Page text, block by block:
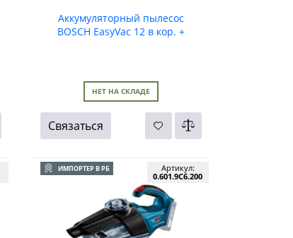
Аккумуляторный пылесос
BOSCH EasyVac 12 в кор. +
НЕТ НА СКЛАДЕ
Связаться
ИМПОРТЕР В РБ
Артикул:
0.601.9C6.200